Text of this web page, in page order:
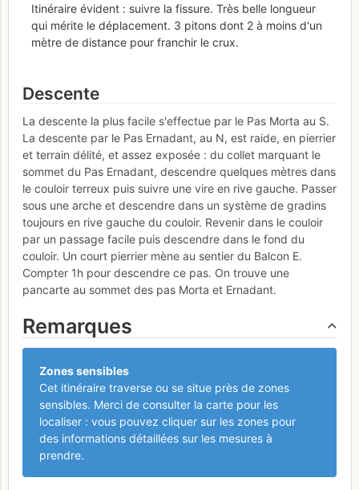
Itinéraire évident : suivre la fissure. Très belle longueur
qui mérite le déplacement. 3 pitons dont 2 à moins d'un
mètre de distance pour franchir le crux.
Descente
La descente la plus facile s'effectue par le Pas Morta au S.
La descente par le Pas Ernadant, au N, est raide, en pierrier
et terrain délité, et assez exposée : du collet marquant le
sommet du Pas Ernadant, descendre quelques mètres dans
le couloir terreux puis suivre une vire en rive gauche. Passer
sous une arche et descendre dans un système de gradins
toujours en rive gauche du couloir. Revenir dans le couloir
par un passage facile puis descendre dans le fond du
couloir. Un court pierrier mène au sentier du Balcon E.
Compter 1h pour descendre ce pas. On trouve une
pancarte au sommet des pas Morta et Ernadant.
Remarques
Zones sensibles
Cet itinéraire traverse ou se situe près de zones
sensibles. Merci de consulter la carte pour les
localiser : vous pouvez cliquer sur les zones pour
des informations détaillées sur les mesures à
prendre.